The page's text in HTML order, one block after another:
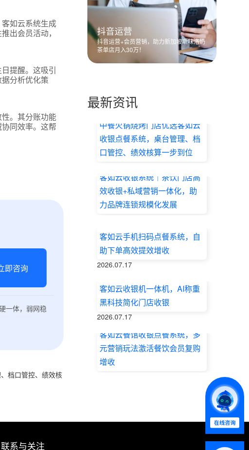
如云系统生成
出会员活动，
提醒。这吸引
分析优化策
。其分账功能
同效率。这帮
即咨询
一体，弱网稳
档口管控、绩效核
抖音运营
抖音运营+会员营销，助力新加坡斯味洛奶
茶单店月入30万！
最新资讯
中餐火锅烧烤门店优选客如云
收银点餐系统，桌台管理、档
口管控、绩效核算一步到位
客如云收银系统｜茶饮门店高
效收银+私域营销一体化，助
力品牌连锁规模化发展
客如云手机扫码点餐系统，自
助下单高效提效增收
2026.07.17
客如云收银机一体机，AI称重
黑科技简化门店收银
2026.07.17
客如云餐馆收银点餐系统，多
元营销玩法激活餐饮会员复购
增收
联系与关注